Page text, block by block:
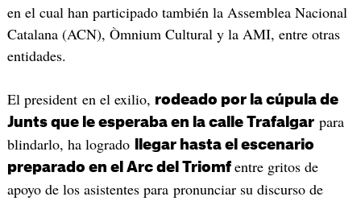
en el cual han participado también la Assemblea Nacional
Catalana (ACN), Òmnium Cultural y la AMI, entre otras
entidades.
El president en el exilio, rodeado por la cúpula de
Junts que le esperaba en la calle Trafalgarpara
blindarlo, ha logrado
llegar hasta el escenario
preparado en el Arc del Triomf entre gritos de
apoyo de los asistentes para pronunciar su discurso de